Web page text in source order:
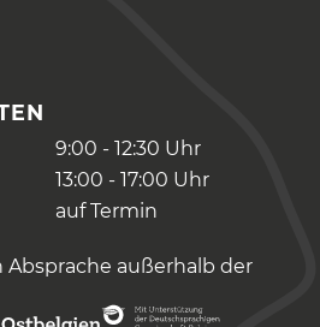
9:00 - 12:30 Uhr
13:00 - 17:00 Uhr
auf Termin
Absprache außerhalb der